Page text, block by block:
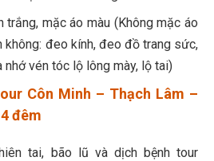
mặc áo màu (Không mặc áo
không: đeo kính, đeo đồ trang sức,
nhớ vén tóc lộ lông mày, lộ tai)
Côn Minh – Thạch Lâm –
đêm
tai, bão lũ và dịch bệnh tour